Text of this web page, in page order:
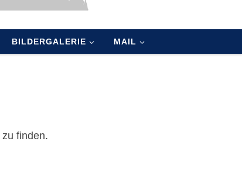
BILDERGALERIE MAIL
zu finden.